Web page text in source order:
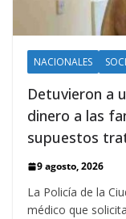
NACIONALES
Detuvieron a
dinero a las
supuestos
9 agosto, 2026
La Policía de la
médico que